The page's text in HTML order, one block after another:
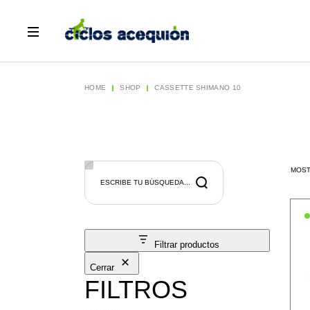
content
HOME SHOP CASSETTE SHIMANO 10
Search
Filtrar productos
Cerrar
FILTROS